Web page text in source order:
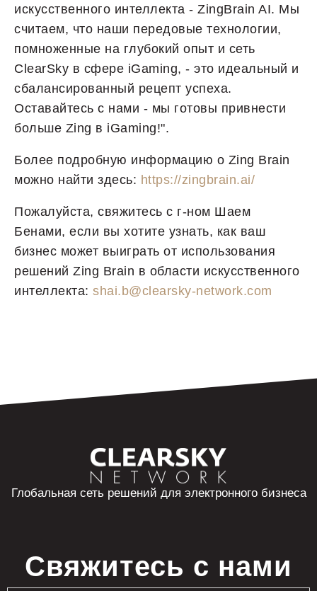
искусственного интеллекта - ZingBrain AI. Мы
считаем, что наши передовые технологии,
помноженные на глубокий опыт и сеть
ClearSky в сфере iGaming, - это идеальный и
сбалансированный рецепт успеха.
Оставайтесь с нами - мы готовы привнести
больше Zing в iGaming!".
Более подробную информацию о Zing Brain
можно найти здесь: https://zingbrain.ai/
Пожалуйста, свяжитесь с г-ном Шаем
Бенами, если вы хотите узнать, как ваш
бизнес может выиграть от использования
решений Zing Brain в области искусственного
интеллекта: shai.b@clearsky-network.com
Глобальная сеть решений для электронного бизнеса
Свяжитесь с нами